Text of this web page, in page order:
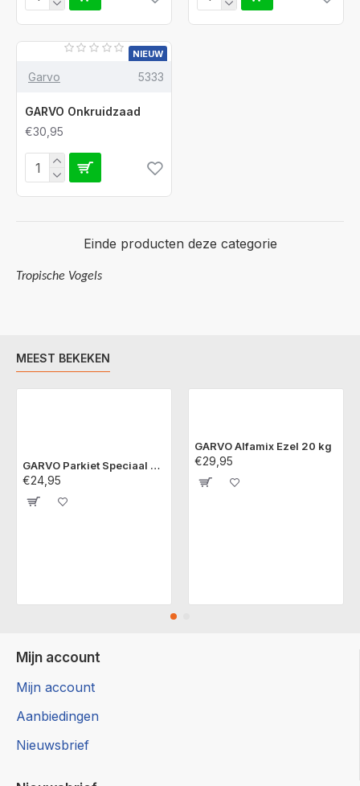
Tropische Vogels
NIEUW
Garvo 5333
GARVO Onkruidzaad
€30,95
Einde producten deze categorie
MEEST BEKEKEN
GARVO Parkiet Speciaal 5341 20 kg
€24,95
GARVO Alfamix Ezel 20 kg
€29,95
Mijn account
Mijn account
Aanbiedingen
Nieuwsbrief